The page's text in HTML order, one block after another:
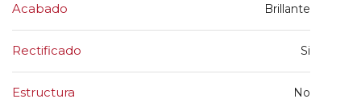
Acabado Brillante
Rectificado Si
Estructura No